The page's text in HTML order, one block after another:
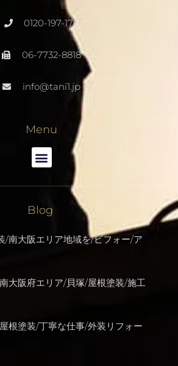
0120-197-176
06-7732-8818
info@tani1.jp
Menu
Blog
/南大阪エリア地域を/ビフォー/ア
大阪府エリア/貝塚/屋根塗装/施工
根塗装/丁寧な仕事/外装リフォー